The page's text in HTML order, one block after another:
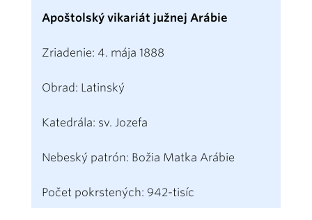
Apoštolský vikariát južnej Arábie
Zriadenie: 4. mája 1888
Obrad: Latinský
Katedrála: sv. Jozefa
Nebeský patrón: Božia Matka Arábie
Počet pokrstených: 942-tisíc